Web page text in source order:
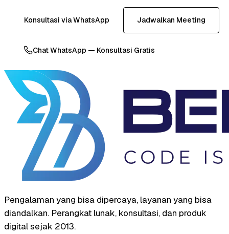
Konsultasi via WhatsApp Jadwalkan Meeting
Chat WhatsApp — Konsultasi Gratis
Pengalaman yang bisa dipercaya, layanan yang bisa
diandalkan. Perangkat lunak, konsultasi, dan produk
digital sejak 2013.